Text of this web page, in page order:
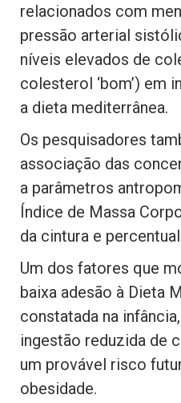
relacionados com
pressão arterial
níveis elevados de
colesterol ‘bom’) em
a dieta mediterrânea.
Os pesquisadores
associação das
a parâmetros
Índice de Massa
da cintura e
Um dos fatores que
baixa adesão à Dieta
constatada na
ingestão reduzida de
um provável risco
obesidade.